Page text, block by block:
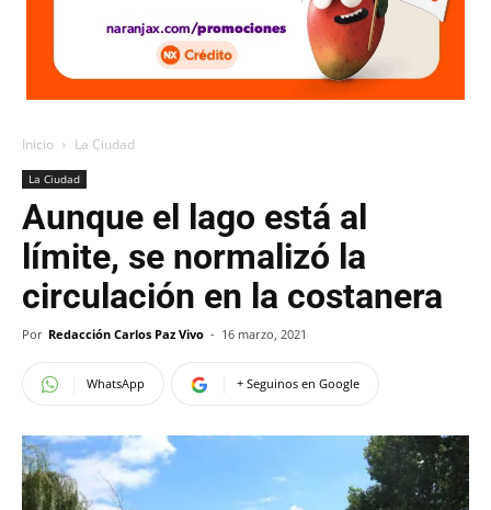
Inicio La Ciudad
La Ciudad
Aunque el lago está al
límite, se normalizó la
circulación en la costanera
Por Redacción Carlos Paz Vivo - 16 marzo, 2021
WhatsApp + Seguinos en Google